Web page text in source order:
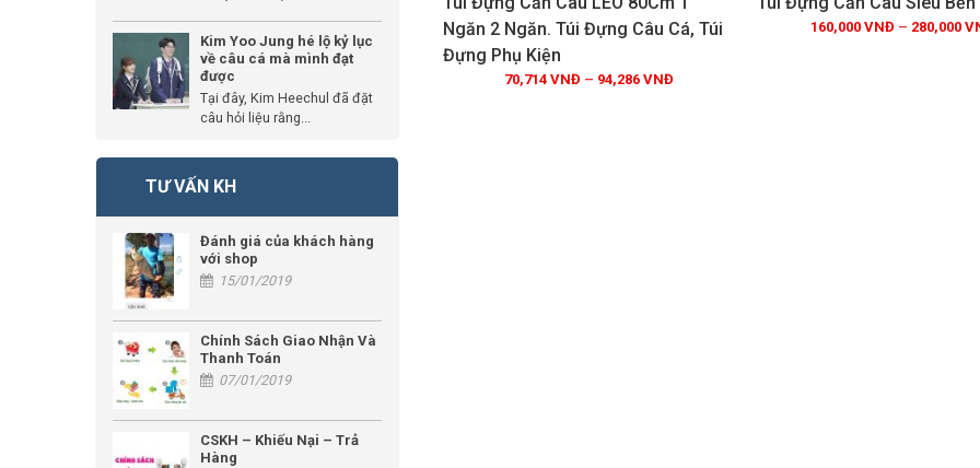
Ngăn 2 Ngăn. Túi Đựng Câu Cá, Túi
Đựng Phụ Kiện
70,714 VNĐ – 94,286 VNĐ
160,000 VNĐ – 280,000
Kim Yoo Jung hé lộ kỷ lục
về câu cá mà mình đạt
được
Tại đây, Kim Heechul đã đặt
câu hỏi liệu rằng...
TƯ VẤN KH
Đánh giá của khách hàng
với shop
15/01/2019
Chính Sách Giao Nhận Và
Thanh Toán
07/01/2019
CSKH – Khiếu Nại – Trả
Hàng